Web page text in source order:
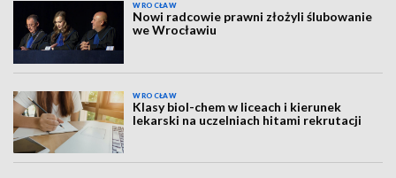
WROCŁAW
Nowi radcowie prawni złożyli ślubowanie
we Wrocławiu
WROCŁAW
Klasy biol-chem w liceach i kierunek
lekarski na uczelniach hitami rekrutacji